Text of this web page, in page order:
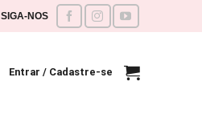
SIGA-NOS
Entrar / Cadastre-se